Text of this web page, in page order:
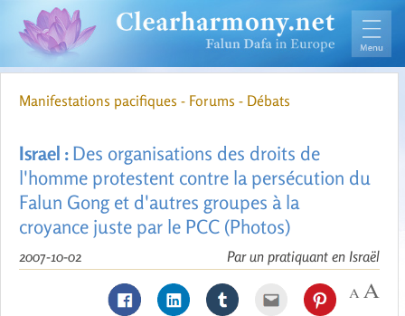
Manifestations pacifiques - Forums - Débats
Israel :Des organisations des droits de
l'homme protestent contre la persécution du
Falun Gong et d'autres groupes à la
croyance juste par le PCC (Photos)
Par un pratiquant en Israël
2007-10-02